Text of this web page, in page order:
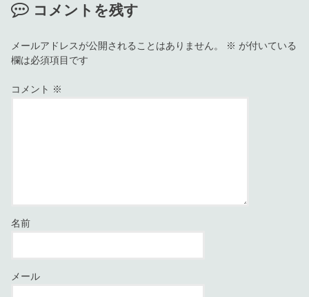
コメントを残す
メールアドレスが公開されることはありません。 ※ が付いている
欄は必須項目です
コメント ※
名前
メール